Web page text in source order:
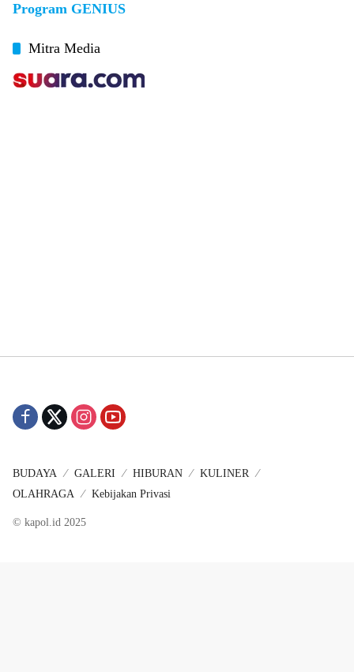
Program GENIUS
Mitra Media
BUDAYA GALERI HIBURAN
KULINER
OLAHRAGA
Kebijakan Privasi
© kapol.id 2025